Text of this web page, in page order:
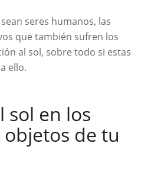
seres humanos, las
que también sufren los
al sol, sobre todo si estas
ello.
sol en los
de tu